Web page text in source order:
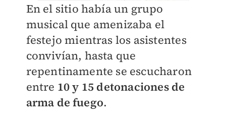
En el sitio había un grupo
musical que amenizaba el
festejo mientras los asistentes
convivían, hasta que
repentinamente se escucharon
entre 10 y 15 detonaciones de
arma de fuego.